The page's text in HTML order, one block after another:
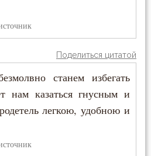
Поделиться цитатой
станем избегать
нам казаться гнусным и
легкою, удобною и